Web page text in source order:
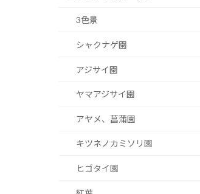
3色景
シャクナゲ園
アジサイ園
ヤマアジサイ園
アヤメ、菖蒲園
キツネノカミソリ園
ヒゴタイ園